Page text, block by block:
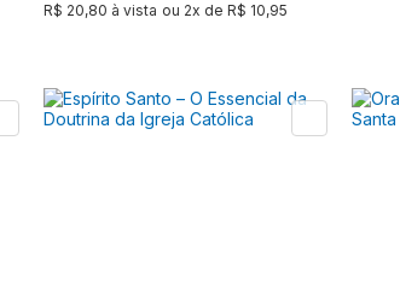
R$ 20,80 à vista ou 2x de R$ 10,95